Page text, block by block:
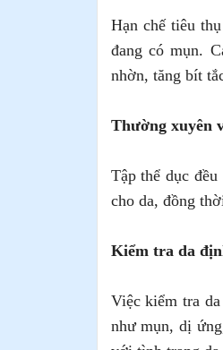
Hạn chế tiêu
đang có mụn.
nhờn, tăng bít
Thường xuyên
Tập thể dục
cho da, đồng
Kiểm tra da
Việc kiểm tra
như mụn, dị